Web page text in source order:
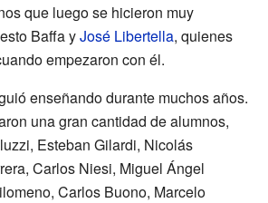
que luego se hicieron muy
Baffa yJosé Libertella, quienes
empezaron con él.
enseñando durante muchos años.
una gran cantidad de alumnos,
Esteban Gilardi, Nicolás
Carlos Niesi, Miguel Ángel
Carlos Buono, Marcelo